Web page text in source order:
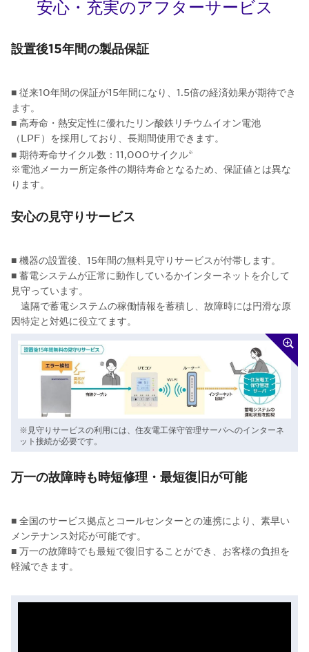
安心・充実のアフターサービス
設置後15年間の製品保証
■ 従来10年間の保証が15年間になり、1.5倍の経済効果が期待でき
ます。
■ 高寿命・熱安定性に優れたリン酸鉄リチウムイオン電池
（LPF）を採用しており、長期間使用できます。
■ 期待寿命サイクル数：11,000サイクル※
※電池メーカー所定条件の期待寿命となるため、保証値とは異な
ります。
安心の見守りサービス
■ 機器の設置後、15年間の無料見守りサービスが付帯します。
■ 蓄電システムが正常に動作しているかインターネットを介して
見守っています。
遠隔で蓄電システムの稼働情報を蓄積し、故障時には円滑な原
因特定と対処に役立てます。
※見守りサービスの利用には、住友電工保守管理サーバへのインターネ
ット接続が必要です。
万一の故障時も時短修理・最短復旧が可能
■ 全国のサービス拠点とコールセンターとの連携により、素早い
メンテナンス対応が可能です。
■ 万一の故障時でも最短で復旧することができ、お客様の負担を
軽減できます。